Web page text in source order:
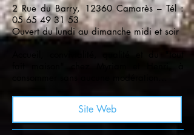
2 Rue du Barry, 12360 Camarès – Tél :
05 65 49 31 53
Ouvert du lundi au dimanche midi et soir
Site Web